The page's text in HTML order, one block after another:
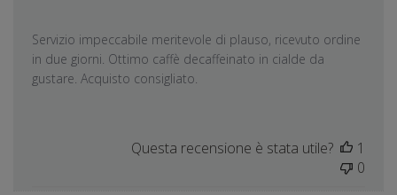
Servizio impeccabile meritevole di plauso, ricevuto ordine
in due giorni. Ottimo caffè decaffeinato in cialde da
gustare. Acquisto consigliato.
Questa recensione è stata utile?
1
0